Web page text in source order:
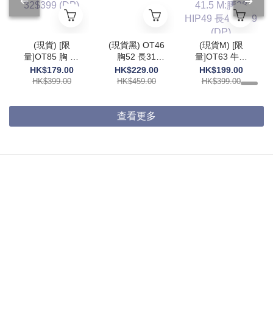
(現貨) [限
量]OT85 胸 55
腰56 HIP70 長
32$399 (DP)
HK$179.00
HK$399.00
(現貨黑) OT46
胸52 長31
$459 (DP)
HK$229.00
HK$459.00
(現貨M) [限
量]OT63 牛仔
褲 S 腰26
HIP47 長41.5
HK$199.00
HK$399.00
查看更多